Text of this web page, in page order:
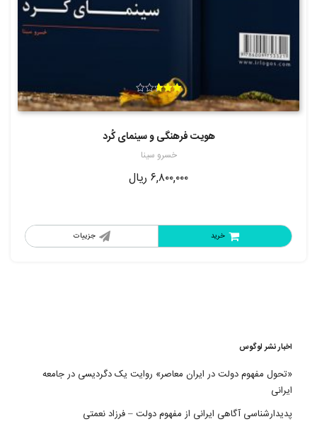
هویت فرهنگی و سینمای کُرد
خسرو سینا
امتیاز
2.67
از 5
۶,۸۰۰,۰۰۰ ریال
جزییات خرید
اخبار نشر لوگوس
«تحول مفهوم دولت در ایران معاصر» روایت یک دگردیسی در جامعه
ایرانی
پدیدارشناسی آگاهی ایرانی از مفهوم دولت – فرزاد نعمتی